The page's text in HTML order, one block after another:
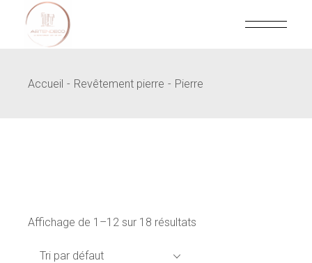
content
Accueil Revêtement pierre Pierre
Affichage de 1–12 sur 18 résultats
Tri par défaut